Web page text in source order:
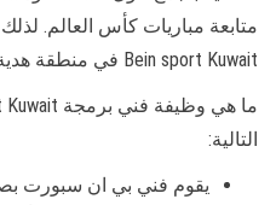
متابعة مباريات كأس العالم.
Bein sport Kuwait في منطقة هدية الكويت
التالية:
يقوم فني بي ان سبورت